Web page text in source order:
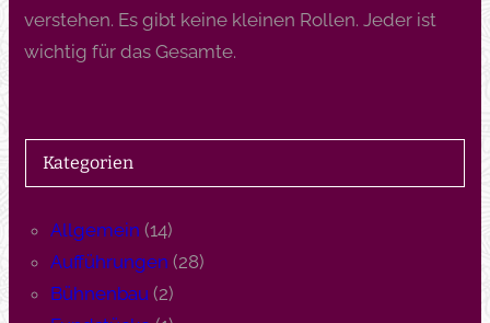
verstehen. Es gibt keine kleinen Rollen. Jeder ist
wichtig für das Gesamte.
Kategorien
Allgemein (14)
Aufführungen (28)
Bühnenbau (2)